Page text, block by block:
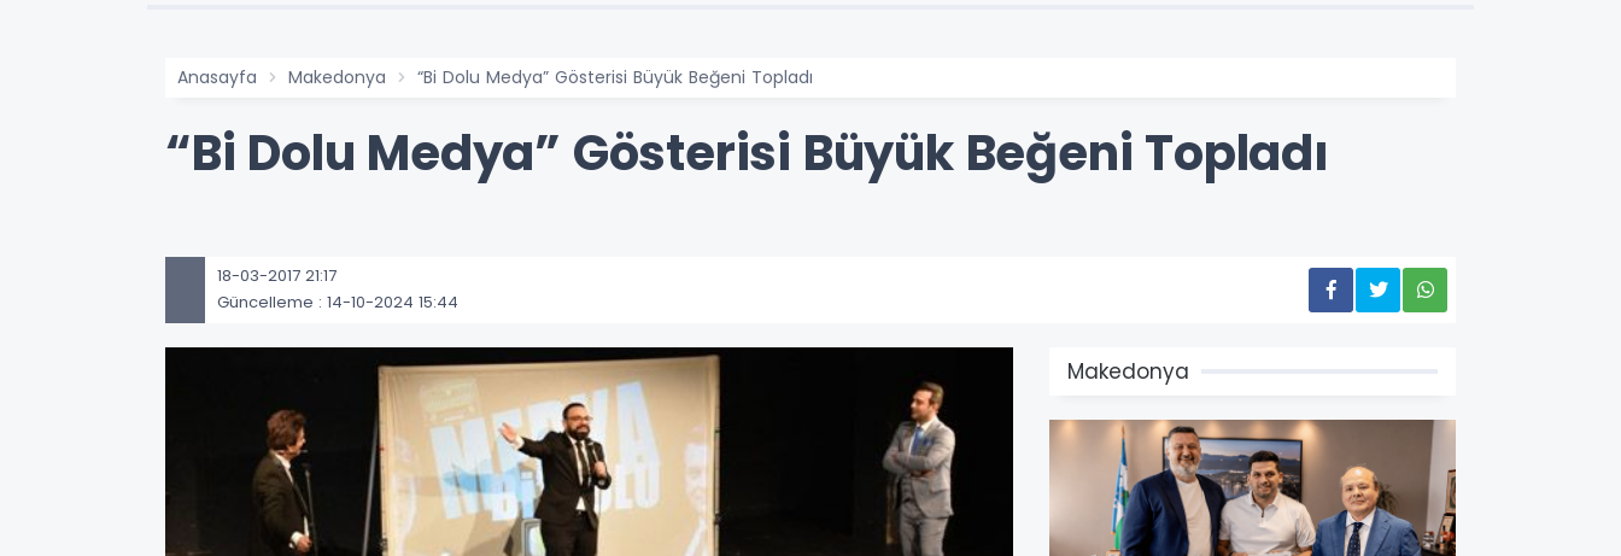
Anasayfa Makedonya “Bi Dolu Medya” Gösterisi Büyük Beğeni Topladı
“Bi Dolu Medya” Gösterisi Büyük Beğeni Topladı
18-03-2017 21:17
Güncelleme : 14-10-2024 15:44
Makedonya